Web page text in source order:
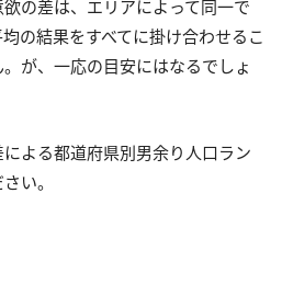
の差は、エリアによって同一で
の結果をすべてに掛け合わせるこ
が、一応の目安にはなるでしょ
よる都道府県別男余り人口ラン
い。